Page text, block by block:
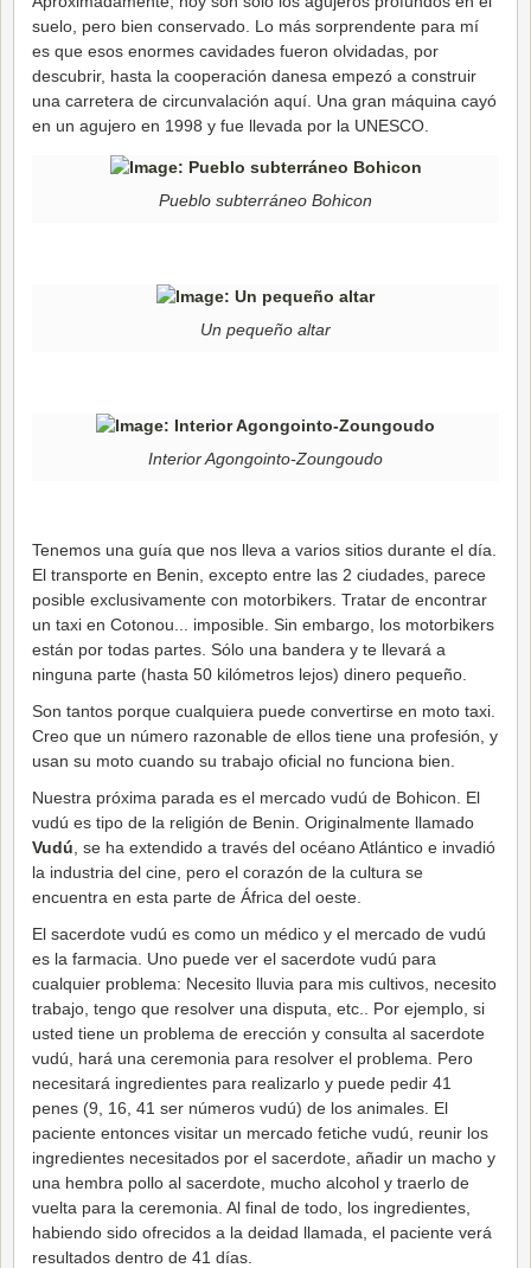
suelo, pero bien conservado. Lo más sorprendente para mí
es que esos enormes cavidades fueron olvidadas, por
descubrir, hasta la cooperación danesa empezó a construir
una carretera de circunvalación aquí. Una gran máquina cayó
en un agujero en 1998 y fue llevada por la UNESCO.
Pueblo subterráneo Bohicon
Un pequeño altar
Interior Agongointo-Zoungoudo
Tenemos una guía que nos lleva a varios sitios durante el día.
El transporte en Benin, excepto entre las 2 ciudades, parece
posible exclusivamente con motorbikers. Tratar de encontrar
un taxi en Cotonou... imposible. Sin embargo, los motorbikers
están por todas partes. Sólo una bandera y te llevará a
ninguna parte (hasta 50 kilómetros lejos) dinero pequeño.
Son tantos porque cualquiera puede convertirse en moto taxi.
Creo que un número razonable de ellos tiene una profesión, y
usan su moto cuando su trabajo oficial no funciona bien.
Nuestra próxima parada es el mercado vudú de Bohicon. El
vudú es tipo de la religión de Benin. Originalmente llamado
Vudú , se ha extendido a través del océano Atlántico e invadió
la industria del cine, pero el corazón de la cultura se
encuentra en esta parte de África del oeste.
El sacerdote vudú es como un médico y el mercado de vudú
es la farmacia. Uno puede ver el sacerdote vudú para
cualquier problema: Necesito lluvia para mis cultivos, necesito
trabajo, tengo que resolver una disputa, etc.. Por ejemplo, si
usted tiene un problema de erección y consulta al sacerdote
vudú, hará una ceremonia para resolver el problema. Pero
necesitará ingredientes para realizarlo y puede pedir 41
penes (9, 16, 41 ser números vudú) de los animales. El
paciente entonces visitar un mercado fetiche vudú, reunir los
ingredientes necesitados por el sacerdote, añadir un macho y
una hembra pollo al sacerdote, mucho alcohol y traerlo de
vuelta para la ceremonia. Al final de todo, los ingredientes,
habiendo sido ofrecidos a la deidad llamada, el paciente verá
resultados dentro de 41 días.